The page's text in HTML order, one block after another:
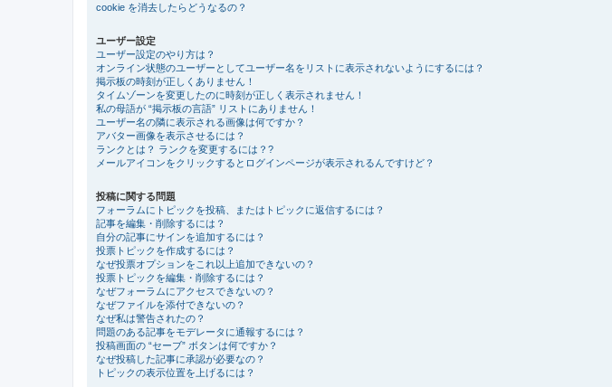
cookie を消去したらどうなるの？
ユーザー設定
ユーザー設定のやり方は？
オンライン状態のユーザーとしてユーザー名をリストに表示されないようにするには？
掲示板の時刻が正しくありません！
タイムゾーンを変更したのに時刻が正しく表示されません！
私の母語が “掲示板の言語” リストにありません！
ユーザー名の隣に表示される画像は何ですか？
アバター画像を表示させるには？
ランクとは？ ランクを変更するには？?
メールアイコンをクリックするとログインページが表示されるんですけど？
投稿に関する問題
フォーラムにトピックを投稿、またはトピックに返信するには？
記事を編集・削除するには？
自分の記事にサインを追加するには？
投票トピックを作成するには？
なぜ投票オプションをこれ以上追加できないの？
投票トピックを編集・削除するには？
なぜフォーラムにアクセスできないの？
なぜファイルを添付できないの？
なぜ私は警告されたの？
問題のある記事をモデレータに通報するには？
投稿画面の “セーブ” ボタンは何ですか？
なぜ投稿した記事に承認が必要なの？
トピックの表示位置を上げるには？